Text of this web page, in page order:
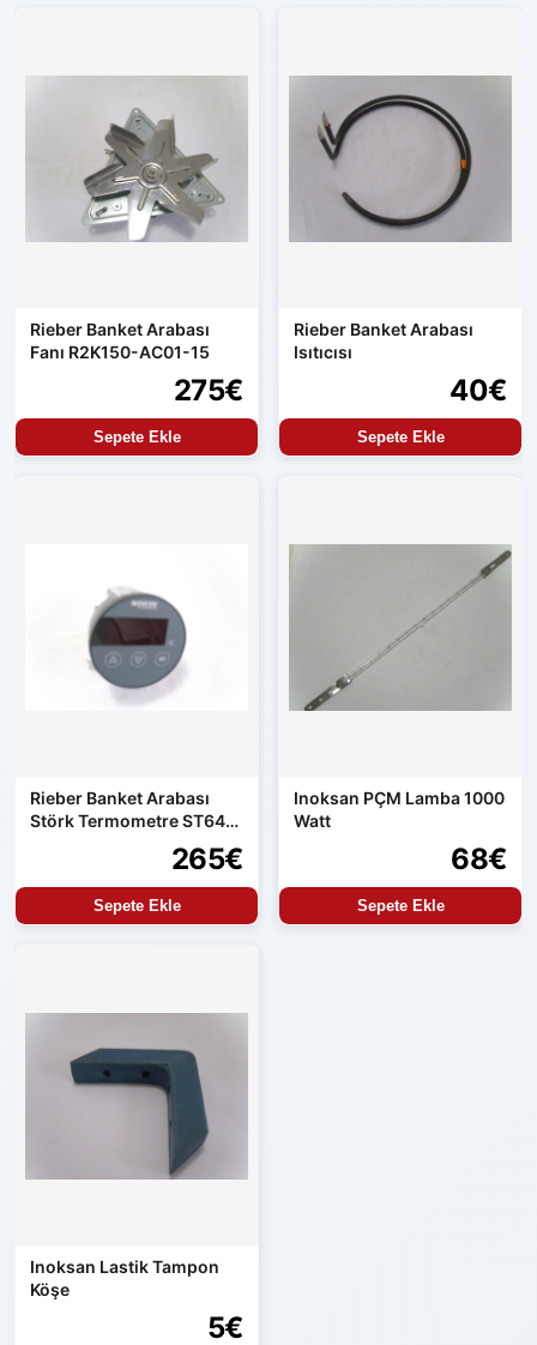
Rieber Banket Arabası
Fanı R2K150-AC01-15
275€
Sepete Ekle
Rieber Banket Arabası
Isıtıcısı
40€
Sepete Ekle
Rieber Banket Arabası
Störk Termometre ST64-
265€
Sepete Ekle
Inoksan PÇM Lamba 1000
Watt
68€
Sepete Ekle
Inoksan Lastik Tampon
Köşe
5€